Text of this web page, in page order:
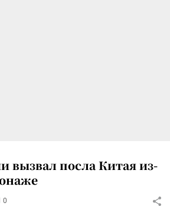
вызвал посла Китая из-
0